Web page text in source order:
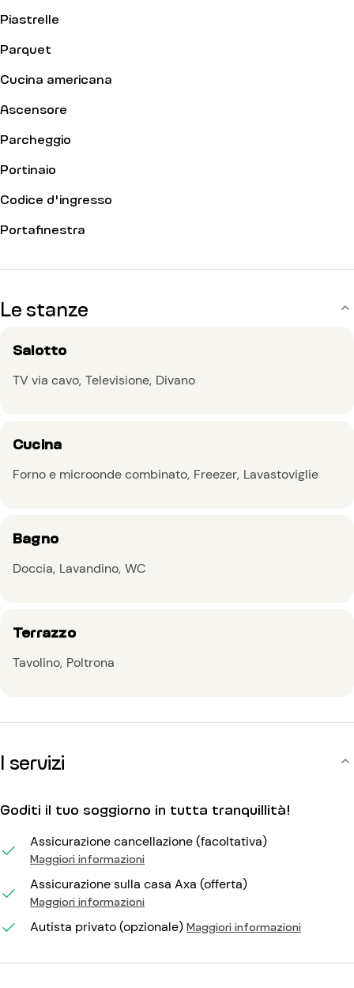
Piastrelle
Parquet
Cucina americana
Ascensore
Parcheggio
Portinaio
Codice d'ingresso
Portafinestra
Le stanze
Salotto
TV via cavo Televisione Divano
Cucina
Forno e microonde combinato Freezer Lavastoviglie
Bagno
Doccia Lavandino WC
Terrazzo
Tavolino Poltrona
I servizi
Goditi il tuo soggiorno in tutta tranquillità!
Assicurazione cancellazione (facoltativa)
Maggiori informazioni
Assicurazione sulla casa Axa (offerta)
Maggiori informazioni
Autista privato (opzionale) Maggiori informazioni